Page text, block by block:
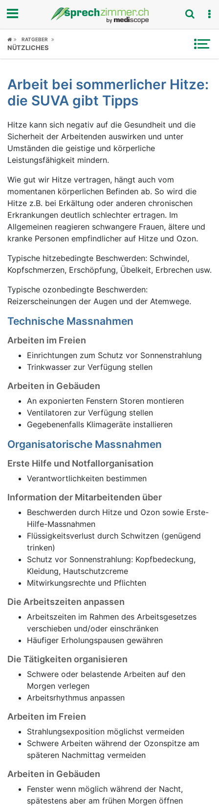
Fokus
Symptome
Untersuchungen
News
Ratgeber
Rubriken
RATGEBER
NÜTZLICHES
Arbeit bei sommerlicher Hitze:
die SUVA gibt Tipps
Hitze kann sich negativ auf die Gesundheit und die
Sicherheit der Arbeitenden auswirken und unter
Umständen die geistige und körperliche
Leistungsfähigkeit mindern.
Wie gut wir Hitze vertragen, hängt auch vom
momentanen körperlichen Befinden ab. So wird die
Hitze z.B. bei Erkältung oder anderen chronischen
Erkrankungen deutlich schlechter ertragen. Im
Allgemeinen reagieren schwangere Frauen, ältere und
kranke Personen empfindlicher auf Hitze und Ozon.
Typische hitzebedingte Beschwerden: Schwindel,
Kopfschmerzen, Erschöpfung, Übelkeit, Erbrechen usw.
Typische ozonbedingte Beschwerden:
Reizerscheinungen der Augen und der Atemwege.
Technische Massnahmen
Arbeiten im Freien
Einrichtungen zum Schutz vor Sonnenstrahlung
Trinkwasser zur Verfügung stellen
Arbeiten in Gebäuden
An exponierten Fenstern Storen montieren
Ventilatoren zur Verfügung stellen
Gegebenenfalls Klimageräte installieren
Organisatorische Massnahmen
Erste Hilfe und Notfallorganisation
Verantwortlichkeiten bestimmen
Information der Mitarbeitenden über
Beschwerden durch Hitze und Ozon sowie Erste-
Hilfe-Massnahmen
Flüssigkeitsverlust durch Schwitzen (genügend
trinken)
Schutz vor Sonnenstrahlung: Kopfbedeckung,
Kleidung, Hautschutzcreme
Mitwirkungsrechte und Pflichten
Die Arbeitszeiten anpassen
Arbeitszeiten im Rahmen des Arbeitsgesetzes
verschieben und/oder einschränken
Häufiger Erholungspausen gewähren
Die Tätigkeiten organisieren
Schwere oder belastende Arbeiten auf den
Morgen verlegen
Arbeitsrhythmus anpassen
Arbeiten im Freien
Strahlungsexposition möglichst vermeiden
Schwere Arbeiten während der Ozonspitze am
späteren Nachmittag vermeiden
Arbeiten in Gebäuden
Fenster wenn möglich während der Nacht,
spätestens aber am frühen Morgen öffnen